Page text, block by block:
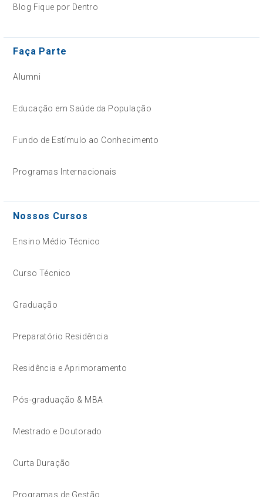
Blog Fique por Dentro
Faça Parte
Alumni
Educação em Saúde da População
Fundo de Estímulo ao Conhecimento
Programas Internacionais
Nossos Cursos
Ensino Médio Técnico
Curso Técnico
Graduação
Preparatório Residência
Residência e Aprimoramento
Pós-graduação & MBA
Mestrado e Doutorado
Curta Duração
Programas de Gestão